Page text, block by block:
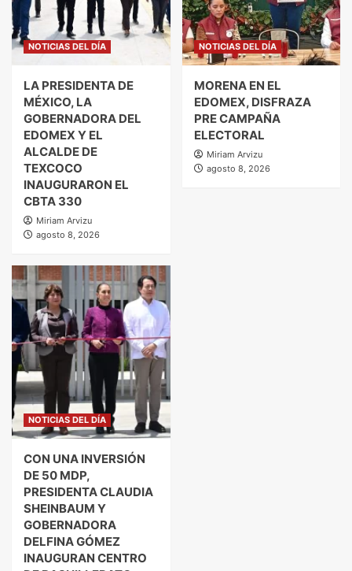
NOTICIAS DEL DÍA
LA PRESIDENTA DE
MÉXICO, LA
GOBERNADORA DEL
EDOMEX Y EL
ALCALDE DE
TEXCOCO
INAUGURARON EL
CBTA 330
Miriam Arvizu
agosto 8, 2026
NOTICIAS DEL DÍA
MORENA EN EL
EDOMEX, DISFRAZA
PRE CAMPAÑA
ELECTORAL
Miriam Arvizu
agosto 8, 2026
NOTICIAS DEL DÍA
CON UNA INVERSIÓN
DE 50 MDP,
PRESIDENTA CLAUDIA
SHEINBAUM Y
GOBERNADORA
DELFINA GÓMEZ
INAUGURAN CENTRO